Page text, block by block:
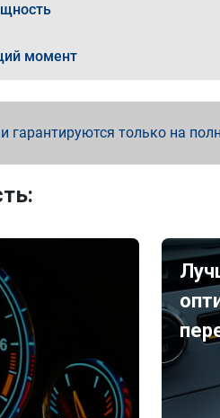
момент
гарантируются только на